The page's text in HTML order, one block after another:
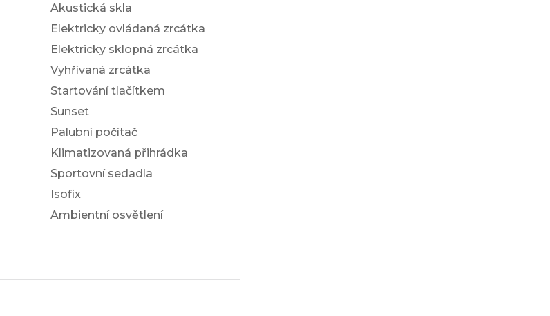
Akustická skla
Elektricky ovládaná zrcátka
Elektricky sklopná zrcátka
Vyhřívaná zrcátka
Startování tlačítkem
Sunset
Palubní počítač
Klimatizovaná přihrádka
Sportovní sedadla
Isofix
Ambientní osvětlení